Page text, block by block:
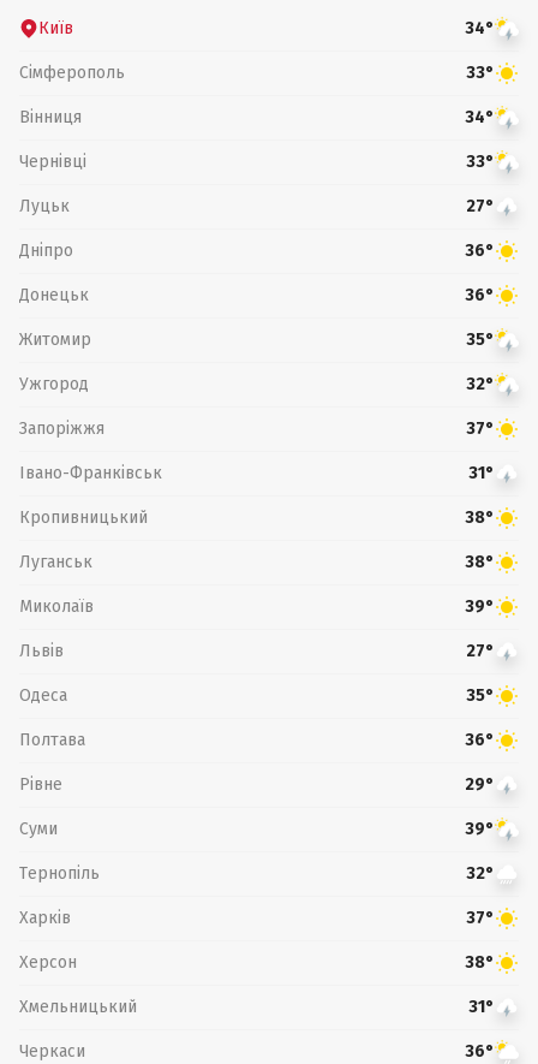
Київ 34°
Сімферополь 33°
Вінниця 34°
Чернівці 33°
Луцьк 27°
Дніпро 36°
Донецьк 36°
Житомир 35°
Ужгород 32°
Запоріжжя 37°
Івано-Франківськ 31°
Кропивницький 38°
Луганськ 38°
Миколаїв 39°
Львів 27°
Одеса 35°
Полтава 36°
Рівне 29°
Суми 39°
Тернопіль 32°
Харків 37°
Херсон 38°
Хмельницький 31°
Черкаси 36°